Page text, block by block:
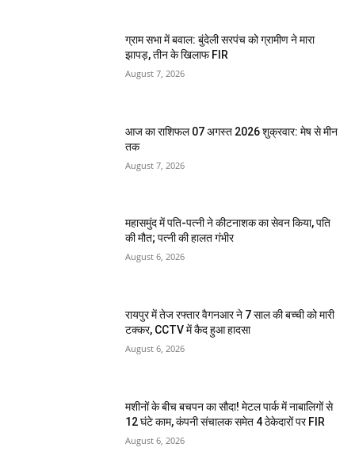
ग्राम सभा में बवाल: बुंदेली सरपंच को ग्रामीण ने मारा
झापड़, तीन के खिलाफ FIR
August 7, 2026
आज का राशिफल 07 अगस्त 2026 शुक्रवार: मेष से मीन
तक
August 7, 2026
महासमुंद में पति-पत्नी ने कीटनाशक का सेवन किया, पति
की मौत; पत्नी की हालत गंभीर
August 6, 2026
रायपुर में तेज रफ्तार वैगनआर ने 7 साल की बच्ची को मारी
टक्कर, CCTV में कैद हुआ हादसा
August 6, 2026
मशीनों के बीच बचपन का सौदा! मेटल पार्क में नाबालिगों से
12 घंटे काम, कंपनी संचालक समेत 4 ठेकेदारों पर FIR
August 6, 2026